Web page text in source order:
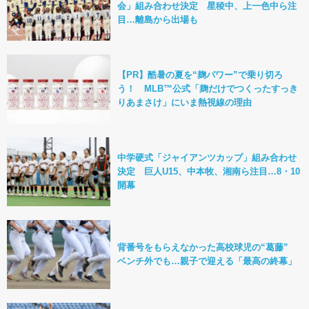
会」組み合わせ決定 星稜中、上一色中ら注
目…離島から出場も
【PR】酷暑の夏を“麹パワー”で乗り切ろ
う！ MLB™公式「麹だけでつくったすっき
りあまさけ」にいま熱視線の理由
中学硬式「ジャイアンツカップ」組み合わせ
決定 巨人U15、中本牧、湘南ら注目…8・10
開幕
背番号をもらえなかった高校球児の“葛藤”
ベンチ外でも…親子で迎える「最高の終幕」